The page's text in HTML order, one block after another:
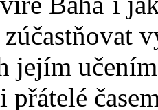
zúčastňovat
jejím